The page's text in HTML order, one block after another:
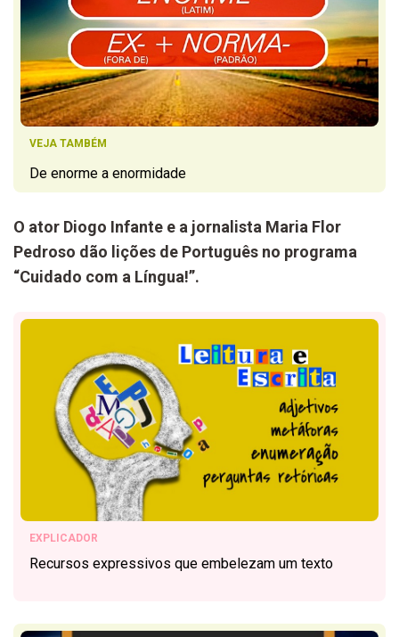
VEJA TAMBÉM
De enorme a enormidade
O ator Diogo Infante e a jornalista Maria Flor
Pedroso dão lições de Português no programa
“Cuidado com a Língua!”.
EXPLICADOR
Recursos expressivos que embelezam um texto